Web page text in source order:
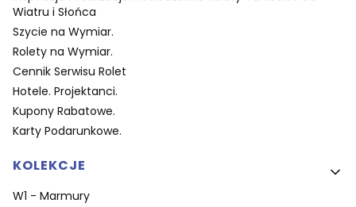
Wiatru i Słońca
Szycie na Wymiar.
Rolety na Wymiar.
Cennik Serwisu Rolet
Hotele. Projektanci.
Kupony Rabatowe.
Karty Podarunkowe.
KOLEKCJE
W1 - Marmury